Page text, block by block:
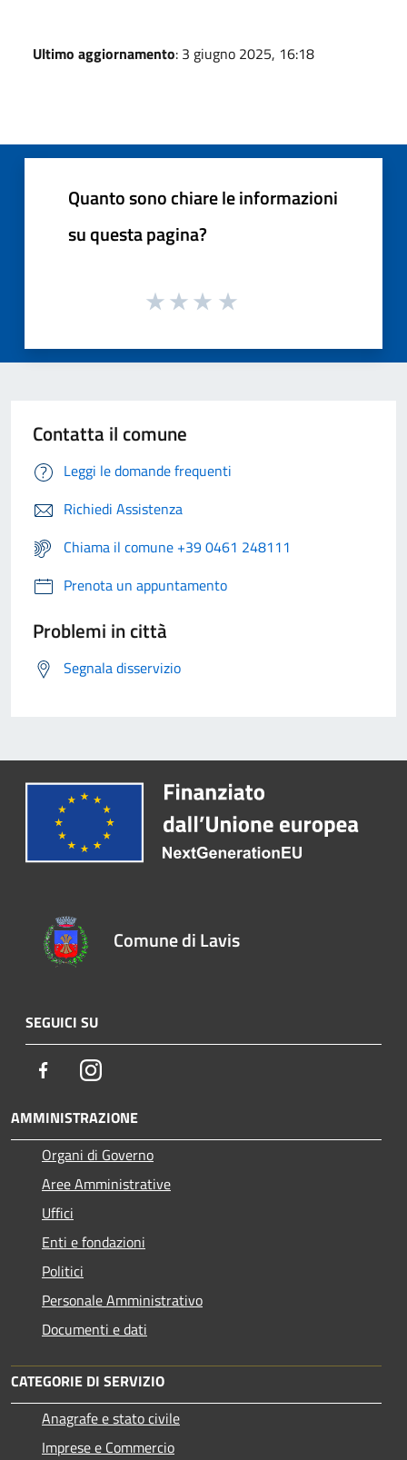
Ultimo aggiornamento: 3 giugno 2025, 16:18
Quanto sono chiare le informazioni
su questa pagina?
Contatta il comune
Leggi le domande frequenti
Richiedi Assistenza
Chiama il comune +39 0461 248111
Prenota un appuntamento
Problemi in città
Segnala disservizio
Comune di Lavis
SEGUICI SU
FacebookInstagram
AMMINISTRAZIONE
Organi di Governo
Aree Amministrative
Uffici
Enti e fondazioni
Politici
Personale Amministrativo
Documenti e dati
CATEGORIE DI SERVIZIO
Anagrafe e stato civile
Imprese e Commercio